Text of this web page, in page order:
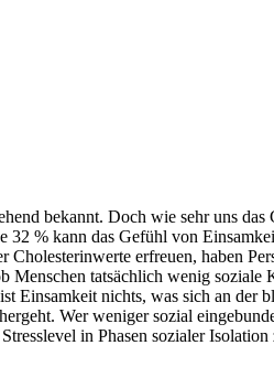
bekannt. Doch wie sehr uns
% kann das Gefühl von
erfreuen, haben
tatsächlich wenig
nichts, was sich an der
Wer weniger sozial
in Phasen sozialer